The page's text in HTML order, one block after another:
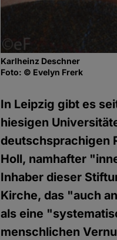
Karlheinz Deschner
Foto: © Evelyn Frerk
In Leipzig gibt es
hiesigen
deutschsprachigen
Holl, namhafter
Inhaber dieser
Kirche, das "auch
als eine
menschlichen